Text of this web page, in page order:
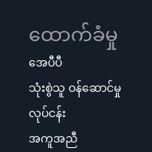
ထောက်ခံမှု
အေပီပီ
သုံးစွဲသူ ဝန်ဆောင်မှု
လုပ်ငန်း
အကူအညီ